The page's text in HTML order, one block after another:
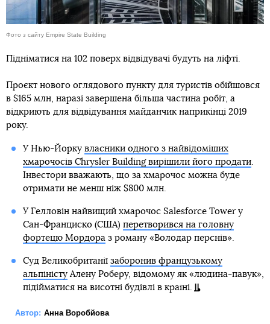
Фото з сайту Empire State Building
Підніматися на 102 поверх відвідувачі будуть на ліфті.
Проєкт нового оглядового пункту для туристів обійшовся
в $165 млн, наразі завершена більша частина робіт, а
відкриють для відвідування майданчик наприкінці 2019
року.
У Нью-Йорку власники одного з найвідоміших
хмарочосів Chrysler Building вирішили його продати.
Інвестори вважають, що за хмарочос можна буде
отримати не менш ніж $800 млн.
У Гелловін найвищий хмарочос Salesforce Tower у
Сан-Франциско (США) перетворився на головну
фортецю Мордора з роману «Володар перснів».
Суд Великобританії заборонив французькому
альпіністуАлену Роберу, відомому як «людина-павук»,
підійматися на висотні будівлі в країні.
Автор: Анна Воробйова